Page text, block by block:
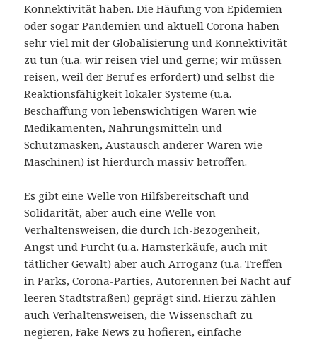
Konnektivität haben. Die Häufung von Epidemien
oder sogar Pandemien und aktuell Corona haben
sehr viel mit der Globalisierung und Konnektivität
zu tun (u.a. wir reisen viel und gerne; wir müssen
reisen, weil der Beruf es erfordert) und selbst die
Reaktionsfähigkeit lokaler Systeme (u.a.
Beschaffung von lebenswichtigen Waren wie
Medikamenten, Nahrungsmitteln und
Schutzmasken, Austausch anderer Waren wie
Maschinen) ist hierdurch massiv betroffen.
Es gibt eine Welle von Hilfsbereitschaft und
Solidarität, aber auch eine Welle von
Verhaltensweisen, die durch Ich-Bezogenheit,
Angst und Furcht (u.a. Hamsterkäufe, auch mit
tätlicher Gewalt) aber auch Arroganz (u.a. Treffen
in Parks, Corona-Parties, Autorennen bei Nacht auf
leeren Stadtstraßen) geprägt sind. Hierzu zählen
auch Verhaltensweisen, die Wissenschaft zu
negieren, Fake News zu hofieren, einfache